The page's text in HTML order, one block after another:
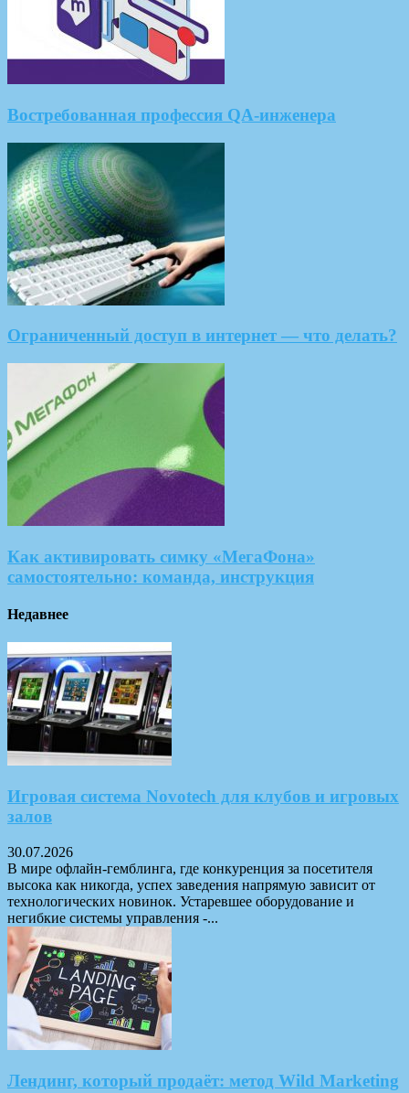
Востребованная профессия QA-инженера
Ограниченный доступ в интернет — что делать?
Как активировать симку «МегаФона»
самостоятельно: команда, инструкция
Недавнее
Игровая система Novotech для клубов и игровых
залов
30.07.2026
В мире офлайн-гемблинга, где конкуренция за посетителя
высока как никогда, успех заведения напрямую зависит от
технологических новинок. Устаревшее оборудование и
негибкие системы управления -...
Лендинг, который продаёт: метод Wild Marketing